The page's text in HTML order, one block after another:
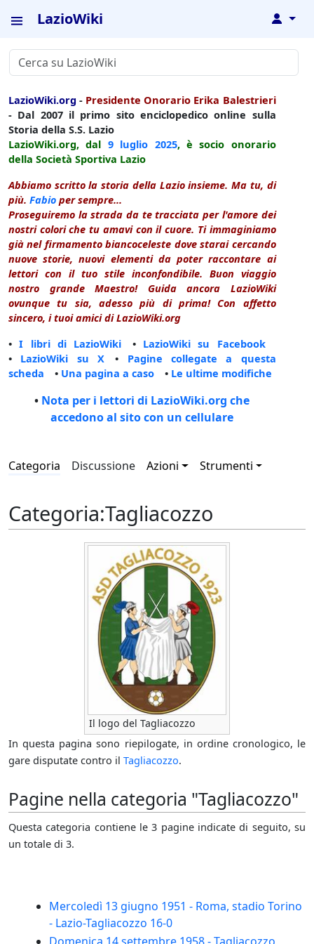
LazioWiki ↓
LazioWiki.org - Presidente Onorario Erika Balestrieri
- Dal 2007 il primo sito enciclopedico online sulla
Storia della S.S. Lazio
LazioWiki.org, dal 9 luglio 2025, è socio onorario
della Società Sportiva Lazio
Abbiamo scritto la storia della Lazio insieme. Ma tu, di
più. Fabio per sempre...
Proseguiremo la strada da te tracciata per l'amore dei
nostri colori che tu amavi con il cuore. Ti immaginiamo
già nel firmamento biancoceleste dove starai cercando
nuove storie, nuovi elementi da poter raccontare ai
lettori con il tuo stile inconfondibile. Buon viaggio
nostro grande Maestro! Guida ancora LazioWiki
ovunque tu sia, adesso più di prima! Con affetto
sincero, i tuoi amici di LazioWiki.org
•I libri di LazioWiki • LazioWiki su Facebook
• LazioWiki su X • Pagine collegate a questa
scheda • Una pagina a caso • Le ultime modifiche
• Nota per i lettori di LazioWiki.org che
accedono al sito con un cellulare
Categoria Discussione Azioni Strumenti
Categoria:Tagliacozzo
Il logo del Tagliacozzo
In questa pagina sono riepilogate, in ordine cronologico, le
gare disputate contro il Tagliacozzo.
Pagine nella categoria "Tagliacozzo"
Questa categoria contiene le 3 pagine indicate di seguito, su
un totale di 3.
Mercoledì 13 giugno 1951 - Roma, stadio Torino
- Lazio-Tagliacozzo 16-0